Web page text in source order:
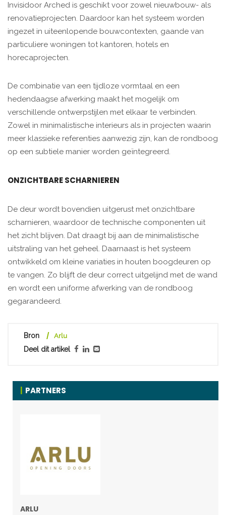
Invisidoor Arched is geschikt voor zowel nieuwbouw- als
renovatieprojecten. Daardoor kan het systeem worden
ingezet in uiteenlopende bouwcontexten, gaande van
particuliere woningen tot kantoren, hotels en
horecaprojecten.
De combinatie van een tijdloze vormtaal en een
hedendaagse afwerking maakt het mogelijk om
verschillende ontwerpstijlen met elkaar te verbinden.
Zowel in minimalistische interieurs als in projecten waarin
meer klassieke referenties aanwezig zijn, kan de rondboog
op een subtiele manier worden geïntegreerd.
ONZICHTBARE SCHARNIEREN
De deur wordt bovendien uitgerust met onzichtbare
scharnieren, waardoor de technische componenten uit
het zicht blijven. Dat draagt bij aan de minimalistische
uitstraling van het geheel. Daarnaast is het systeem
ontwikkeld om kleine variaties in houten boogdeuren op
te vangen. Zo blijft de deur correct uitgelijnd met de wand
en wordt een uniforme afwerking van de rondboog
gegarandeerd.
Bron Arlu
Deel dit artikel
PARTNERS
ARLU